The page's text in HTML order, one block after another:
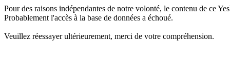
Pour des raisons indépendantes de notre volonté, le contenu de ce
Probablement l'accès à la base de données a échoué.
Veuillez réessayer ultérieurement, merci de votre compréhension.